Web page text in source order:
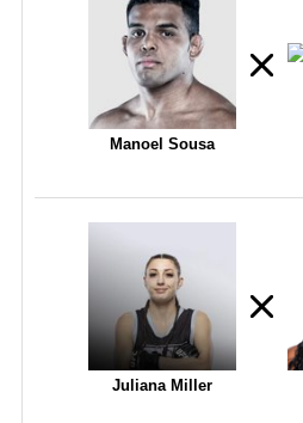
Manoel Sousa
Juliana Miller